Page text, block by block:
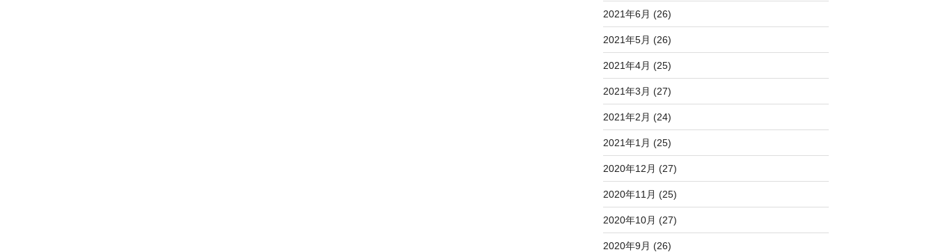
2021年6月 (26)
2021年5月 (26)
2021年4月 (25)
2021年3月 (27)
2021年2月 (24)
2021年1月 (25)
2020年12月 (27)
2020年11月 (25)
2020年10月 (27)
2020年9月 (26)